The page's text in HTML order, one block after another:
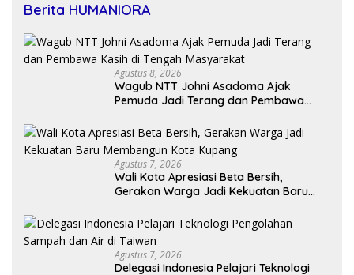
Berita HUMANIORA
Agustus 8, 2026
Wagub NTT Johni Asadoma Ajak
Pemuda Jadi Terang dan Pembawa
Agustus 7, 2026
Wali Kota Apresiasi Beta Bersih,
Gerakan Warga Jadi Kekuatan Baru
Agustus 7, 2026
Delegasi Indonesia Pelajari Teknologi